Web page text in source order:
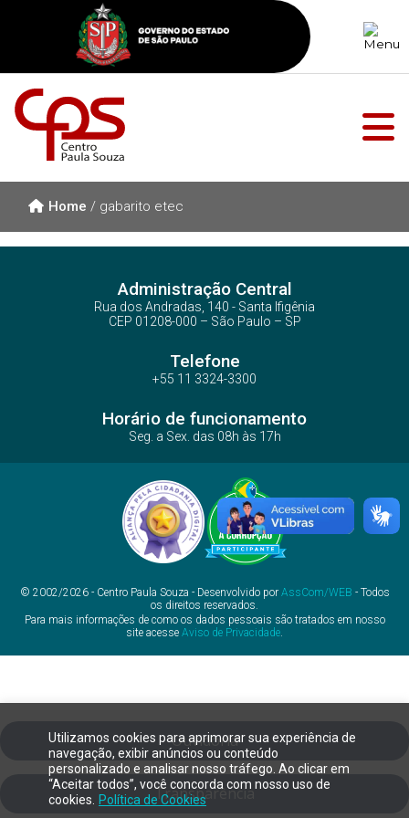
Utilizamos cookies para aprimorar sua experiência de
navegação, exibir anúncios ou conteúdo
personalizado e analisar nosso tráfego. Ao clicar em
“Aceitar todos”, você concorda com nosso uso de
cookies.
Política de Cookies
Home / gabarito etec
Administração Central
Rua dos Andradas, 140 - Santa Ifigênia
CEP 01208-000 – São Paulo – SP
Telefone
+55 11 3324-3300
Horário de funcionamento
Seg. a Sex. das 08h às 17h
© 2002/2026 - Centro Paula Souza - Desenvolvido por AssCom/WEB - Todos
os direitos reservados.
Para mais informações de como os dados pessoais são tratados em nosso
site acesse Aviso de Privacidade.
Ouvidoria
Transparência